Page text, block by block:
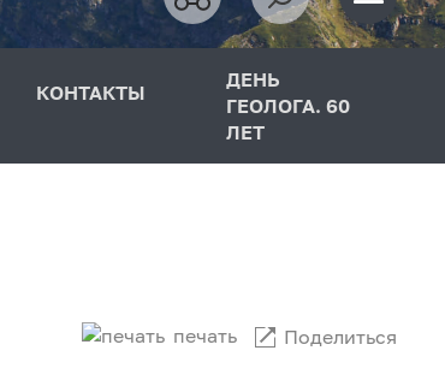
КОНТАКТЫ
ДЕНЬ
ГЕОЛОГА. 60
ЛЕТ
печать Поделиться